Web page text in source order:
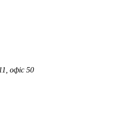
офіс 50